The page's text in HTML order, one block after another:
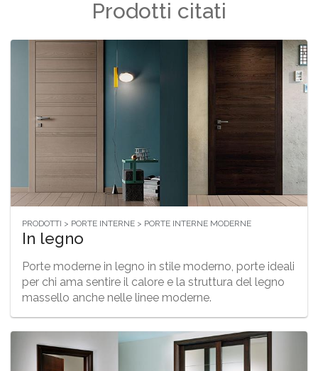
Prodotti citati
PRODOTTI > PORTE INTERNE > PORTE INTERNE MODERNE
In legno
Porte moderne in legno in stile moderno, porte ideali
per chi ama sentire il calore e la struttura del legno
massello anche nelle linee moderne.